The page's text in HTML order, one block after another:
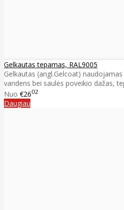
Gelkautas tepamas, RAL9005
Gelkautas (angl.Gelcoat)
vandens bei saulės poveikio dažas,
Nuo €2602
Daugiau